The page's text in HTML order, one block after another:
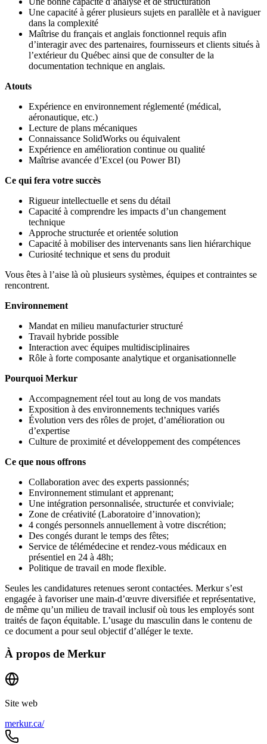
Une capacité à gérer plusieurs sujets en parallèle et à naviguer
dans la complexité
Maîtrise du français et anglais fonctionnel requis afin
d’interagir avec des partenaires, fournisseurs et clients situés à
l’extérieur du Québec ainsi que de consulter de la
documentation technique en anglais.
Atouts
Expérience en environnement réglementé (médical,
aéronautique, etc.)
Lecture de plans mécaniques
Connaissance SolidWorks ou équivalent
Expérience en amélioration continue ou qualité
Maîtrise avancée d’Excel (ou Power BI)
Ce qui fera votre succès
Rigueur intellectuelle et sens du détail
Capacité à comprendre les impacts d’un changement
technique
Approche structurée et orientée solution
Capacité à mobiliser des intervenants sans lien hiérarchique
Curiosité technique et sens du produit
Vous êtes à l’aise là où plusieurs systèmes, équipes et contraintes se
rencontrent.
Environnement
Mandat en milieu manufacturier structuré
Travail hybride possible
Interaction avec équipes multidisciplinaires
Rôle à forte composante analytique et organisationnelle
Pourquoi Merkur
Accompagnement réel tout au long de vos mandats
Exposition à des environnements techniques variés
Évolution vers des rôles de projet, d’amélioration ou
d’expertise
Culture de proximité et développement des compétences
Ce que nous offrons
Collaboration avec des experts passionnés;
Environnement stimulant et apprenant;
Une intégration personnalisée, structurée et conviviale;
Zone de créativité (Laboratoire d’innovation);
4 congés personnels annuellement à votre discrétion;
Des congés durant le temps des fêtes;
Service de télémédecine et rendez-vous médicaux en
présentiel en 24 à 48h;
Politique de travail en mode flexible.
Seules les candidatures retenues seront contactées. Merkur s’est
engagée à favoriser une main-d’œuvre diversifiée et représentative,
de même qu’un milieu de travail inclusif où tous les employés sont
traités de façon équitable. L’usage du masculin dans le contenu de
ce document a pour seul objectif d’alléger le texte.
À propos de Merkur
Site web
merkur.ca/